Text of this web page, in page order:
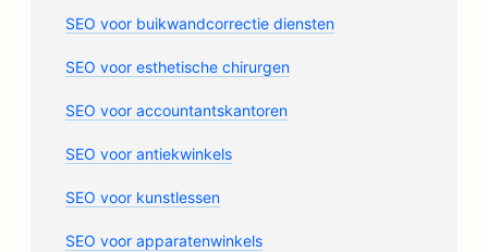
SEO voor buikwandcorrectie diensten
SEO voor esthetische chirurgen
SEO voor accountantskantoren
SEO voor antiekwinkels
SEO voor kunstlessen
SEO voor apparatenwinkels